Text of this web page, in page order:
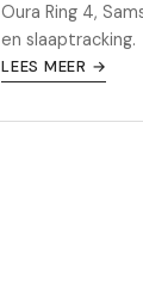
Oura Ring 4,
en slaaptracking.
LEES MEER →